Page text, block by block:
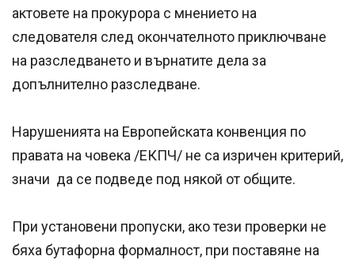
актовете на прокурора с мнението на
следователя след окончателното приключване
на разследването и върнатите дела за
допълнително разследване.
Нарушенията на Европейската конвенция по
правата на човека /ЕКПЧ/ не са изричен критерий,
значи да се подведе под някой от общите.
При установени пропуски, ако тези проверки не
бяха бутафорна формалност, при поставяне на